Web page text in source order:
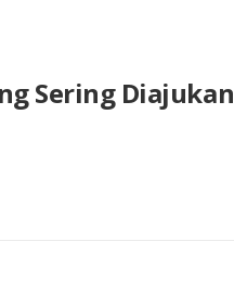
Sering Diajukan